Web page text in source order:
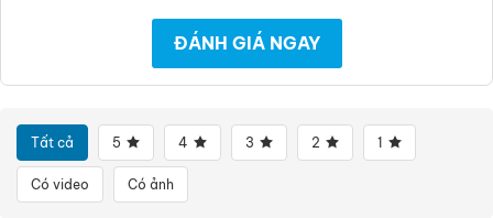
ĐÁNH GIÁ NGAY
Tất cả 5 4 3 2 1
Có video Có ảnh